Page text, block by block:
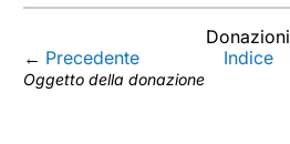
Donazioni
← Precedente
Oggetto della donazione
Indice